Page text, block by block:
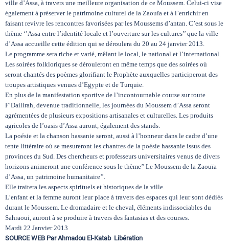
ville d’Assa, à travers une meilleure organisation de ce Moussem. Celui-ci vise
également à préserver le patrimoine culturel de la Zaouïa et à l’enrichir en
faisant revivre les rencontres favorisées par les Moussems d’antan. C’est sous le
thème ‘’Assa entre l’identité locale et l’ouverture sur les cultures’’ que la ville
d’Assa accueille cette édition qui se déroulera du 20 au 24 janvier 2013.
Le programme sera riche et varié, mêlant le local, le national et l’international.
Les soirées folkloriques se dérouleront en même temps que des soirées où
seront chantés des poèmes glorifiant le Prophète auxquelles participeront des
troupes artistiques venues d’Egypte et de Turquie.
En plus de la manifestation sportive de l’incontournable course sur route
F’Dailirah, devenue traditionnelle, les journées du Moussem d’Assa seront
agrémentées de plusieurs expositions artisanales et culturelles. Les produits
agricoles de l’oasis d’Assa auront, également des stands.
La poésie et la chanson hassanie seront, aussi à l’honneur dans le cadre d’une
tente littéraire où se mesureront les chantres de la poésie hassanie issus des
provinces du Sud. Des chercheurs et professeurs universitaires venus de divers
horizons animeront une conférence sous le thème’’ Le Moussem de la Zaouïa
d’Assa, un patrimoine humanitaire’’.
Elle traitera les aspects spirituels et historiques de la ville.
L’enfant et la femme auront leur place à travers des espaces qui leur sont dédiés
durant le Moussem. Le dromadaire et le cheval, éléments indissociables du
Sahraoui, auront à se produire à travers des fantasias et des courses.
Mardi 22 Janvier 2013
SOURCE WEB Par Ahmadou El-Katab Libération